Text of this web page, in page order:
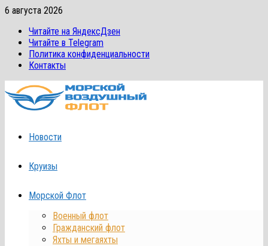
Перейти
содержимому
6 августа 2026
Читайте на ЯндексДзен
Читайте в Telegram
Политика конфиденциальности
Контакты
Новости
Круизы
Морской Флот
Военный флот
Гражданский флот
Яхты и мегаяхты